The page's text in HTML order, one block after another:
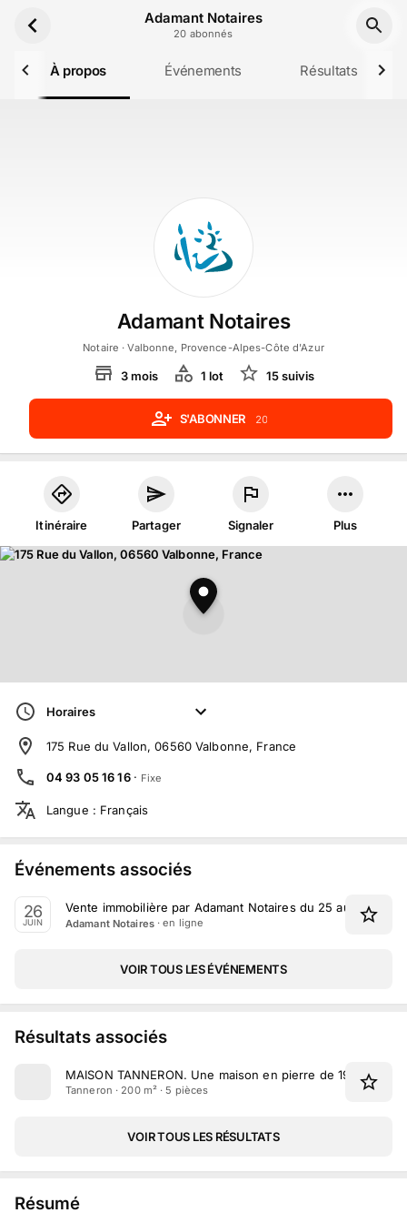
Adamant Notaires
20 abonnés
À propos Événements Résultats
Adamant Notaires
Notaire · Valbonne, Provence-Alpes-Côte d'Azur
3mois 1 lot 15suivis
S'ABONNER 20
Itinéraire Partager Signaler Plus
Horaires
175 Rue du Vallon, 06560 Valbonne, France
04 93 05 16 16 · Fixe
Langue : Français
Événements associés
26
JUIN
Vente immobilière par Adamant Notaires du 25 au 26 Juin
Adamant Notaires· en ligne
VOIR TOUS LES ÉVÉNEMENTS
Résultats associés
MAISON TANNERON. Une maison en pierre de 195 m²
Tanneron · 200 m² · 5 pièces
VOIR TOUS LES RÉSULTATS
Résumé